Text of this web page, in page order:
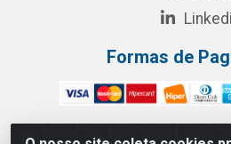
Formas de